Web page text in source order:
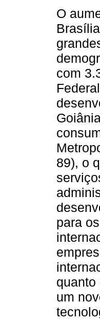
O
com
89), o
para
quanto
um